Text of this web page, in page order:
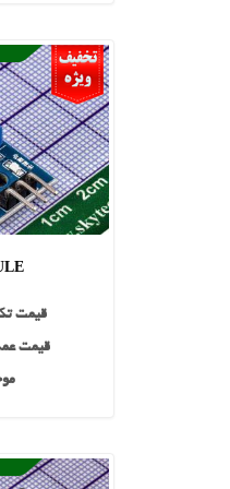
قیمت
قیمت